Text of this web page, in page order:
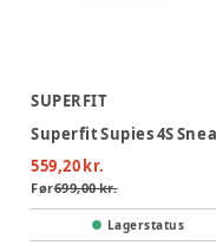
SUPERFIT
559,20 kr.
Før699,00 kr.
Lagerstatus